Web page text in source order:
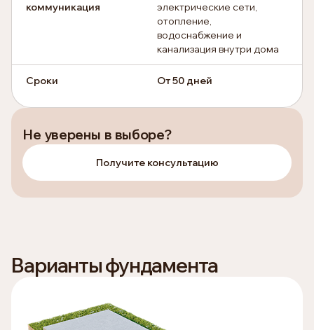
коммуникация
электрические сети,
отопление,
водоснабжение и
канализация внутри дома
Сроки От 50 дней
Не уверены в выборе?
Получите консультацию
Варианты фундамента